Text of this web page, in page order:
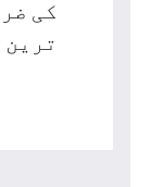
کی
ترین